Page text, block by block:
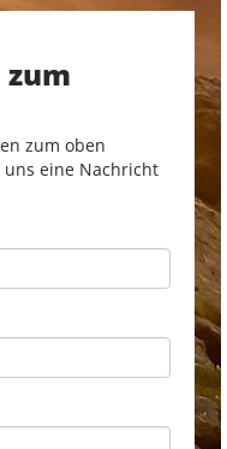
zum
zum oben
uns eine Nachricht